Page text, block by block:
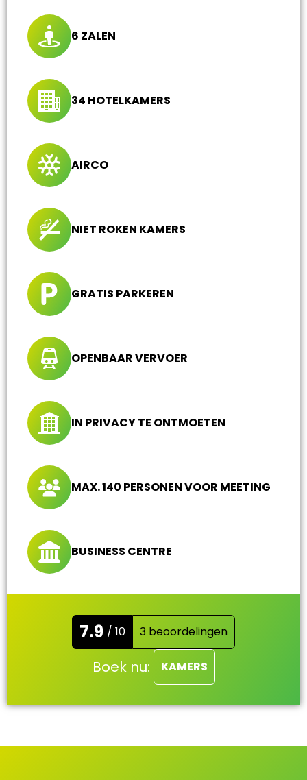
6 ZALEN
34 HOTELKAMERS
AIRCO
NIET ROKEN KAMERS
GRATIS PARKEREN
OPENBAAR VERVOER
IN PRIVACY TE ONTMOETEN
MAX. 140 PERSONEN VOOR MEETING
BUSINESS CENTRE
7.9 / 10 3 beoordelingen
Boek nu: KAMERS